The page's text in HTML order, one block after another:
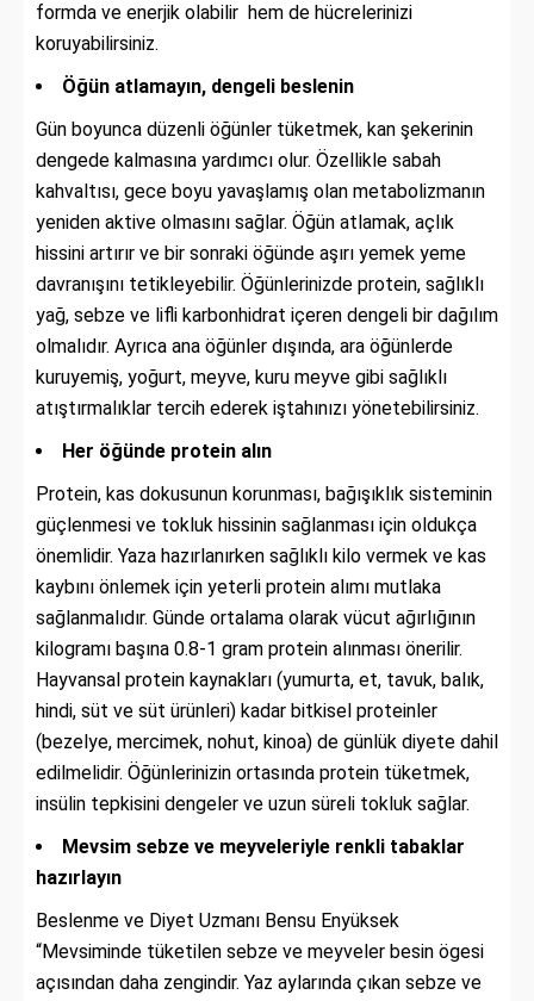
formda ve enerjik olabilir hem de hücrelerinizi
koruyabilirsiniz.
Öğün atlamayın, dengeli beslenin
Gün boyunca düzenli öğünler tüketmek, kan şekerinin
dengede kalmasına yardımcı olur. Özellikle sabah
kahvaltısı, gece boyu yavaşlamış olan metabolizmanın
yeniden aktive olmasını sağlar. Öğün atlamak, açlık
hissini artırır ve bir sonraki öğünde aşırı yemek yeme
davranışını tetikleyebilir. Öğünlerinizde protein, sağlıklı
yağ, sebze ve lifli karbonhidrat içeren dengeli bir dağılım
olmalıdır. Ayrıca ana öğünler dışında, ara öğünlerde
kuruyemiş, yoğurt, meyve, kuru meyve gibi sağlıklı
atıştırmalıklar tercih ederek iştahınızı yönetebilirsiniz.
Her öğünde protein alın
Protein, kas dokusunun korunması, bağışıklık sisteminin
güçlenmesi ve tokluk hissinin sağlanması için oldukça
önemlidir. Yaza hazırlanırken sağlıklı kilo vermek ve kas
kaybını önlemek için yeterli protein alımı mutlaka
sağlanmalıdır. Günde ortalama olarak vücut ağırlığının
kilogramı başına 0.8-1 gram protein alınması önerilir.
Hayvansal protein kaynakları (yumurta, et, tavuk, balık,
hindi, süt ve süt ürünleri) kadar bitkisel proteinler
(bezelye, mercimek, nohut, kinoa) de günlük diyete dahil
edilmelidir. Öğünlerinizin ortasında protein tüketmek,
insülin tepkisini dengeler ve uzun süreli tokluk sağlar.
Mevsim sebze ve meyveleriyle renkli tabaklar
hazırlayın
Beslenme ve Diyet Uzmanı Bensu Enyüksek
“Mevsiminde tüketilen sebze ve meyveler besin ögesi
açısından daha zengindir. Yaz aylarında çıkan sebze ve